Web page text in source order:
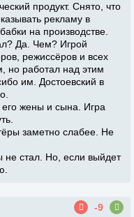
продукт. Снято, что
рекламу в
на производстве.
Да. Чем? Игрой
режиссёров и всех
но работал над этим
им. Достоевский в
жены и сына. Игра
заметно слабее. Не
не стал. Но, если выйдет
-9